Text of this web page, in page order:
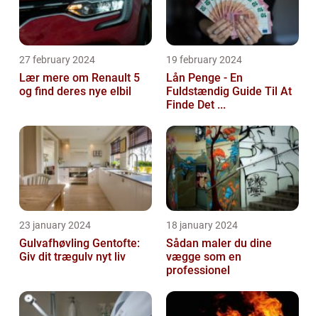
27 february 2024
Lær mere om Renault 5
og find deres nye elbil
19 february 2024
Lån Penge - En
Fuldstændig Guide Til At
Finde Det ...
23 january 2024
Gulvafhøvling Gentofte:
Giv dit trægulv nyt liv
18 january 2024
Sådan maler du dine
vægge som en
professionel